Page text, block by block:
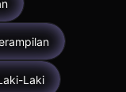
Laki